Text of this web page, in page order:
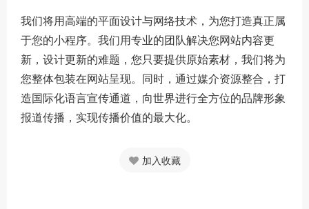
我们将用高端的平面设计与网络技术，为您打造真正属
于您的小程序。我们用专业的团队解决您网站内容更
新，设计更新的难题，您只要提供原始素材，我们将为
您整体包装在网站呈现。同时，通过媒介资源整合，打
造国际化语言宣传通道，向世界进行全方位的品牌形象
报道传播，实现传播价值的最大化。
加入收藏